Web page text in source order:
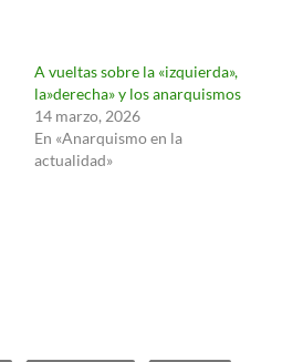
A vueltas sobre la «izquierda»,
la»derecha» y los anarquismos
14 marzo, 2026
En «Anarquismo en la
actualidad»